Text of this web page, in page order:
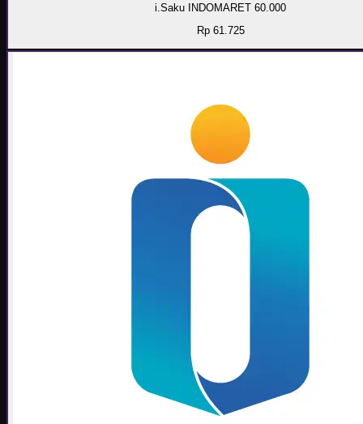
i.Saku INDOMARET 60.000
Rp 61.725